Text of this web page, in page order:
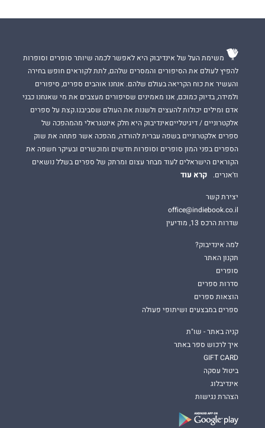
משימת העל של אינדיבוק היא לאפשר לכמה שיותר סופרים וסופרות
להפיץ לעולם את הסיפורים והמסרים שלהם, לתת לקוראים חופש בחירה
והעשיר את כוח הקריאה בעולם שלהם. אנחנו אוהבים ספרים, סיפורים
ולמידה, בדיוק כמוכם, אנו מאמינים שסיפורים מעצבים את מי שאנחנו כבני
אדם ומילים יכולות להעצים ולשנות את העולם שסביבנו.קצת על ספרים
אלקטרוניים / דיגיטלייםאינדיבוק היא חלק אינטגראלי מהמהפכה של
ספרים אלקטרוניים בשפה עברית להורדה, מהפכה אשר פתחה את שוק
הספרים בפני המון סופרים וסופרות חדשים ומוכשרים ובעיקר חשפה את
הקוראים הישראלים לעוד מבחר עצום ומרתק של ספרים בשלל נושאים
וז'אנרים.
קרא עוד
יצירת קשר
office@indiebook.co.il
שדרות הרכס 13, מודיעין
למה אינדיבוק?
תקנון האתר
סופרים
סדרות ספרים
הוצאות ספרים
ספרים במבצעים ושיתופי פעולה
קניה באתר - שו"ת
איך לרכוש ספר באתר
GIFT CARD
ביטול עסקה
אינדיבלוג
הצהרת נגישות